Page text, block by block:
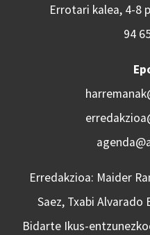
Errotari kalea, 4-8
94
Erredakzioa: Maider
Saez, Txabi Alvarado
Bidarte Ikus-